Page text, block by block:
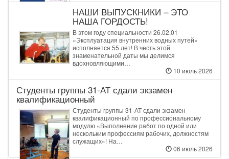
НАШИ ВЫПУСКНИКИ – ЭТО
НАША ГОРДОСТЬ!
В этом году специальности 26.02.01
«Эксплуатация внутренних водных путей»
исполняется 55 лет! В честь этой
знаменательной даты мы делимся
вдохновляющими…
10 июль 2026
Студенты группы 31‑АТ сдали экзамен
квалификационный
Студенты группы 31‑АТ сдали экзамен
квалификационный по профессиональному
модулю «Выполнение работ по одной или
нескольким профессиям рабочих, должностям
служащих»! На…
06 июль 2026